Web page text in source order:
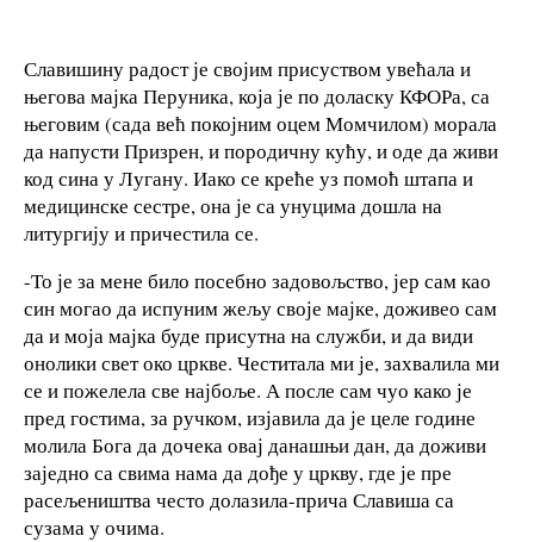
Славишину радост је својим присуством увећала и
његова мајка Перуника, која је по доласку КФОРа, са
његовим (сада већ покојним оцем Момчилом) морала
да напусти Призрен, и породичну кућу, и оде да живи
код сина у Лугану. Иако се креће уз помоћ штапа и
медицинске сестре, она је са унуцима дошла на
литургију и причестила се.
-То је за мене било посебно задовољство, јер сам као
син могао да испуним жељу своје мајке, доживео сам
да и моја мајка буде присутна на служби, и да види
онолики свет око цркве. Честитала ми је, захвалила ми
се и пожелела све најбоље. А после сам чуо како је
пред гостима, за ручком, изјавила да је целе године
молила Бога да дочека овај данашњи дан, да доживи
заједно са свима нама да дође у цркву, где је пре
расељеништва често долазила-прича Славиша са
сузама у очима.